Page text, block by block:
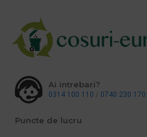
Ai intrebari?
0314 100 110 / 0740 230 170
Puncte de lucru